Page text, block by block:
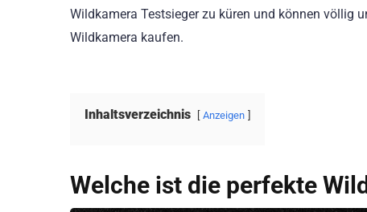
Wildkamera Testsieger zu küren und können völlig
Wildkamera kaufen.
Inhaltsverzeichnis Anzeigen
Welche ist die perfekte